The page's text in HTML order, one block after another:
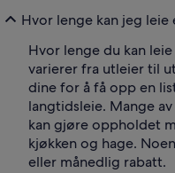
Hvor lenge kan jeg
Hvor lenge du kan
varierer fra utleier til
dine for å få opp en
langtidsleie. Mange
kan gjøre oppholdet
kjøkken og hage.
eller månedlig rabatt.